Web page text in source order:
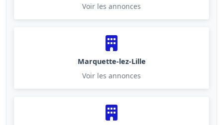
Voir les annonces
Marquette-lez-Lille
Voir les annonces